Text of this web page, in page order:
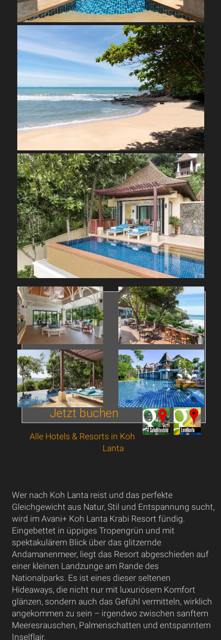
Jetzt buchen
Alle Hotels & Resorts in Koh
Lanta
Wer nach Koh Lanta reist und das perfekte
Gleichgewicht aus Natur, Stil und Entspannung sucht,
wird im Avani+ Koh Lanta Krabi Resort fündig.
Eingebettet in üppiges Tropengrün und mit
spektakulärem Blick über das glitzernde
Andamanenmeer, liegt das Resort abgeschieden auf
einer kleinen Landzunge am Rande des
Nationalparks. Es ist eines dieser seltenen
Hideaways, die nicht nur mit luxuriösem Komfort
glänzen, sondern auch das Gefühl vermitteln, wirklich
angekommen zu sein – irgendwo zwischen sanftem
Meeresrauschen, Palmenschatten und entspanntem
Inselflair.